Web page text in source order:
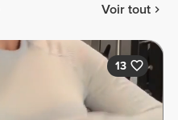
Voir tout
13